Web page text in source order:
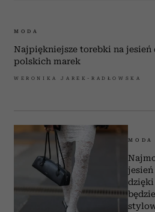
MODA
Najpiękniejsze torebki na jesień
polskich marek
WERONIKA JAREK-RADŁOWSKA
MODA
jesień